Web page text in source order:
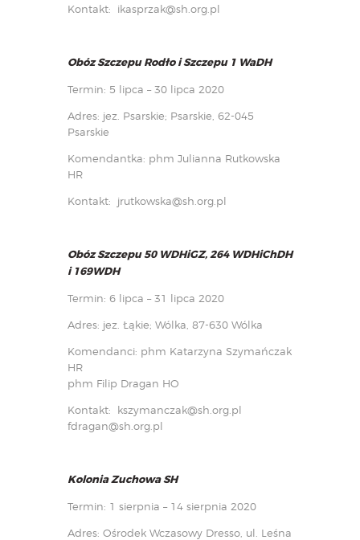
Kontakt: ikasprzak@sh.org.pl
Obóz Szczepu Rodło i Szczepu 1 WaDH
Termin: 5 lipca – 30 lipca 2020
Adres: jez. Psarskie; Psarskie, 62-045
Psarskie
Komendantka: phm Julianna Rutkowska
HR
Kontakt: jrutkowska@sh.org.pl
Obóz Szczepu 50 WDHiGZ, 264 WDHiChDH
i 169WDH
Termin: 6 lipca – 31 lipca 2020
Adres: jez. Łąkie; Wólka, 87-630 Wólka
Komendanci: phm Katarzyna Szymańczak
HR
phm Filip Dragan HO
Kontakt: kszymanczak@sh.org.pl
fdragan@sh.org.pl
Kolonia Zuchowa SH
Termin: 1 sierpnia – 14 sierpnia 2020
Adres: Ośrodek Wczasowy Dresso, ul. Leśna